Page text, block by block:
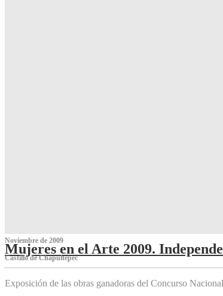
Noviembre de 2009
Mujeres en el Arte 2009.
Castillo de Chapultepec
Exposición de las obras ganadoras del Concurso